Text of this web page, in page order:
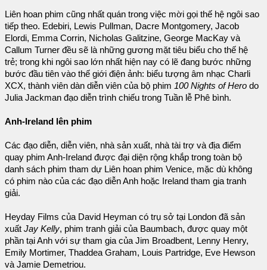
Liên hoan phim cũng nhất quán trong việc mời gọi thế hệ ngôi sao
tiếp theo. Edebiri, Lewis Pullman, Dacre Montgomery, Jacob
Elordi, Emma Corrin, Nicholas Galitzine, George MacKay và
Callum Turner đều sẽ là những gương mặt tiêu biểu cho thế hệ
trẻ; trong khi ngôi sao lớn nhất hiện nay có lẽ đang bước những
bước đầu tiên vào thế giới điện ảnh: biểu tượng âm nhạc Charli
XCX, thành viên dàn diễn viên của bộ phim 100 Nights of Hero do
Julia Jackman đạo diễn trình chiếu trong Tuần lễ Phê bình.
Anh-Ireland lên phim
Các đạo diễn, diễn viên, nhà sản xuất, nhà tài trợ và địa điểm
quay phim Anh-Ireland được đại diện rộng khắp trong toàn bộ
danh sách phim tham dự Liên hoan phim Venice, mặc dù không
có phim nào của các đạo diễn Anh hoặc Ireland tham gia tranh
giải.
Heyday Films của David Heyman có trụ sở tại London đã sản
xuất Jay Kelly, phim tranh giải của Baumbach, được quay một
phần tại Anh với sự tham gia của Jim Broadbent, Lenny Henry,
Emily Mortimer, Thaddea Graham, Louis Partridge, Eve Hewson
và Jamie Demetriou.